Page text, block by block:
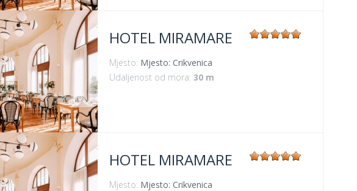
HOTEL MIRAMARE
Mjesto: Mjesto: Crikvenica
Udaljenost od mora: 30 m
HOTEL MIRAMARE
Mjesto: Mjesto: Crikvenica